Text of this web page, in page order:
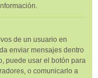
de un usuario en
enviar mensajes dentro
puede usar el botón para
o comunicarlo a